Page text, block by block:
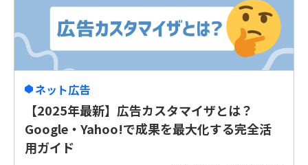
ネット広告
【2025年最新】広告カスタマイザとは？
Google・Yahoo!で成果を最大化する完全活
用ガイド